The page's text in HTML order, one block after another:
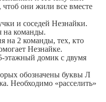
они жили все вместе
и соседей Незнайки.
на команды.
на 2 команды, тех, кто
Незнайке.
этажный домик с двумя
обозначены буквы Л
Необходимо «расселить»